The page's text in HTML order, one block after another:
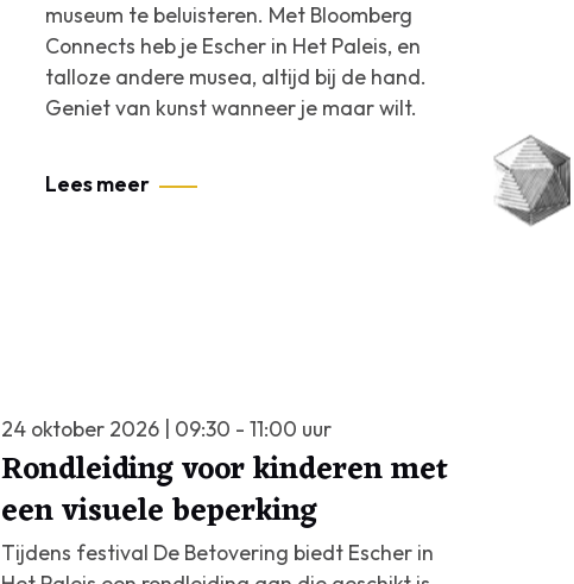
museum te beluisteren. Met Bloomberg
Connects heb je Escher in Het Paleis, en
talloze andere musea, altijd bij de hand.
Geniet van kunst wanneer je maar wilt.
Lees meer
24 oktober 2026 | 09:30 - 11:00 uur
Rondleiding voor kinderen met
een visuele beperking
Tijdens festival De Betovering biedt Escher in